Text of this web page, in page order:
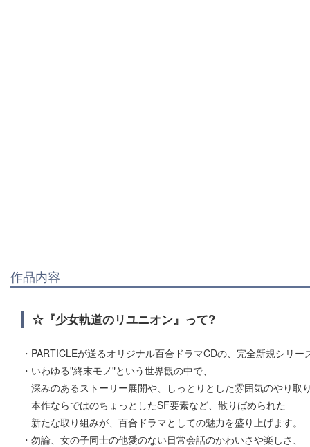
作品内容
☆『少女軌道のリユニオン』って?
・PARTICLEが送るオリジナル百合ドラマCDの、完全新規シリー
・いわゆる"終末モノ"という世界観の中で、
深みのあるストーリー展開や、しっとりとした雰囲気のやり取
本作ならではのちょっとしたSF要素など、散りばめられた
新たな取り組みが、百合ドラマとしての魅力を盛り上げます。
・勿論、女の子同士の他愛のない日常会話のかわいさや楽しさ、